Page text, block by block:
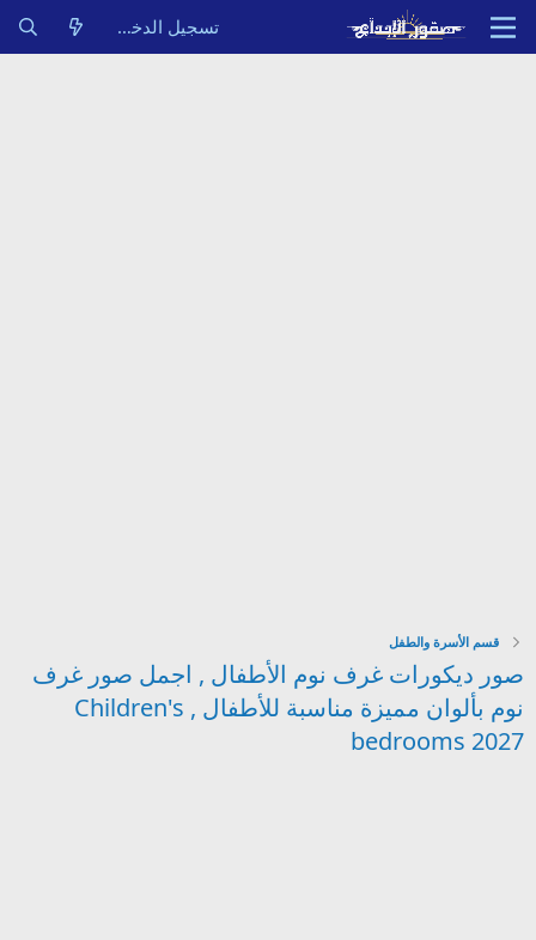
تسجيل الدخول
قسم الأسرة والطفل
صور ديكورات غرف نوم الأطفال , اجمل صور غرف
نوم بألوان مميزة مناسبة للأطفال , Children's
bedrooms 2027